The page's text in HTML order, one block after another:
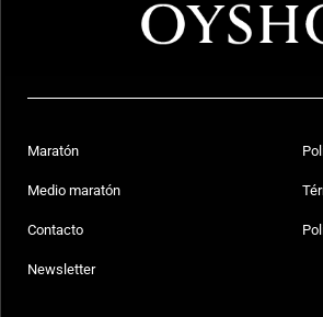
Maratón
Medio maratón
Contacto
Newsletter